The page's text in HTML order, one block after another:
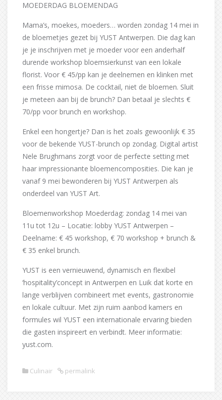
MOEDERDAG BLOEMENDAG
Mama’s, moekes, moeders… worden zondag 14 mei in
de bloemetjes gezet bij YUST Antwerpen. Die dag kan
je je inschrijven met je moeder voor een anderhalf
durende workshop bloemsierkunst van een lokale
florist. Voor € 45/pp kan je deelnemen en klinken met
een frisse mimosa. De cocktail, niet de bloemen. Sluit
je meteen aan bij de brunch? Dan betaal je slechts €
70/pp voor brunch en workshop.
Enkel een hongertje? Dan is het zoals gewoonlijk € 35
voor de bekende YUST-brunch op zondag. Digital artist
Nele Brughmans zorgt voor de perfecte setting met
haar impressionante bloemencomposities. Die kan je
vanaf 9 mei bewonderen bij YUST Antwerpen als
onderdeel van YUST Art.
Bloemenworkshop Moederdag: zondag 14 mei van
11u tot 12u – Locatie: lobby YUST Antwerpen –
Deelname: € 45 workshop, € 70 workshop + brunch &
€ 35 enkel brunch.
YUST is een vernieuwend, dynamisch en flexibel
‘hospitality’concept in Antwerpen en Luik dat korte en
lange verblijven combineert met events, gastronomie
en lokale cultuur. Met zijn ruim aanbod kamers en
formules wil YUST een internationale ervaring bieden
die gasten inspireert en verbindt. Meer informatie:
yust.com.
Culinair permalink